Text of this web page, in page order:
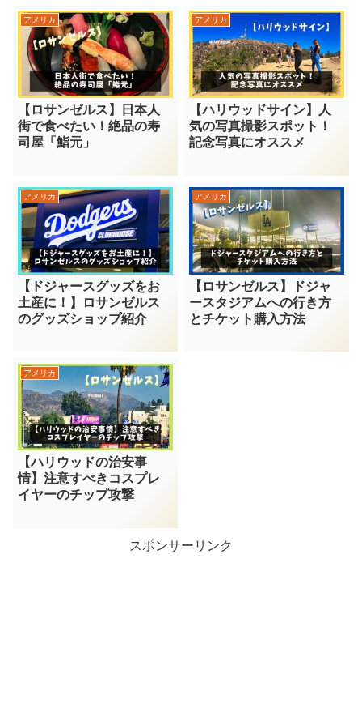
アメリカ
【ロサンゼルス】日本人
街で食べたい！絶品の寿
司屋「鮨元」
アメリカ
【ハリウッドサイン】人
気の写真撮影スポット！
記念写真にオススメ
アメリカ
【ドジャースグッズをお
土産に！】ロサンゼルス
のグッズショップ紹介
アメリカ
【ロサンゼルス】ドジャ
ースタジアムへの行き方
とチケット購入方法
アメリカ
【ハリウッドの治安事
情】注意すべきコスプレ
イヤーのチップ攻撃
スポンサーリンク